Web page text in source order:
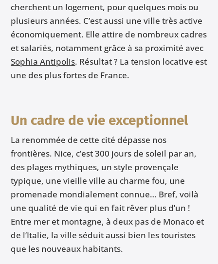
cherchent un logement, pour quelques mois ou
plusieurs années. C’est aussi une ville très active
économiquement. Elle attire de nombreux cadres
et salariés, notamment grâce à sa proximité avec
Sophia Antipolis. Résultat ? La tension locative est
une des plus fortes de France.
Un cadre de vie exceptionnel
La renommée de cette cité dépasse nos
frontières. Nice, c’est 300 jours de soleil par an,
des plages mythiques, un style provençale
typique, une vieille ville au charme fou, une
promenade mondialement connue… Bref, voilà
une qualité de vie qui en fait rêver plus d’un !
Entre mer et montagne, à deux pas de Monaco et
de l’Italie, la ville séduit aussi bien les touristes
que les nouveaux habitants.